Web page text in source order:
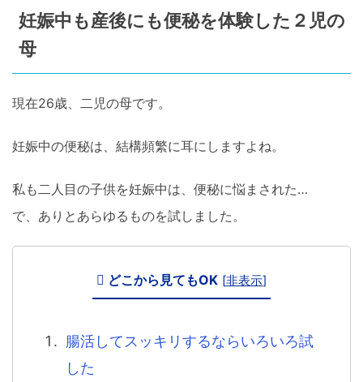
妊娠中も産後にも便秘を体験した２児の
母
現在26歳、二児の母です。
妊娠中の便秘は、結構頻繁に耳にしますよね。
私も二人目の子供を妊娠中は、便秘に悩まされた…
で、ありとあらゆるものを試しました。
どこから見てもOK [非表示]
腸活してスッキリするならいろいろ試
した